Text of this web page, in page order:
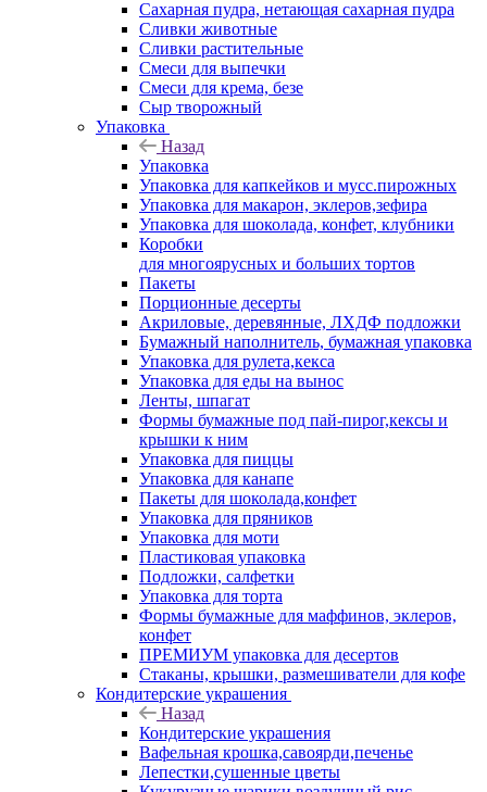
Сахарная пудра, нетающая сахарная пудра
Сливки животные
Сливки растительные
Смеси для выпечки
Смеси для крема, безе
Сыр творожный
Упаковка
Назад
Упаковка
Упаковка для капкейков и мусс.пирожных
Упаковка для макарон, эклеров,зефира
Упаковка для шоколада, конфет, клубники
Коробки
для многоярусных и больших тортов
Пакеты
Порционные десерты
Акриловые, деревянные, ЛХДФ подложки
Бумажный наполнитель, бумажная упаковка
Упаковка для рулета,кекса
Упаковка для еды на вынос
Ленты, шпагат
Формы бумажные под пай-пирог,кексы и
крышки к ним
Упаковка для пиццы
Упаковка для канапе
Пакеты для шоколада,конфет
Упаковка для пряников
Упаковка для моти
Пластиковая упаковка
Подложки, салфетки
Упаковка для торта
Формы бумажные для маффинов, эклеров,
конфет
ПРЕМИУМ упаковка для десертов
Стаканы, крышки, размешиватели для кофе
Кондитерские украшения
Назад
Кондитерские украшения
Вафельная крошка,савоярди,печенье
Лепестки,сушенные цветы